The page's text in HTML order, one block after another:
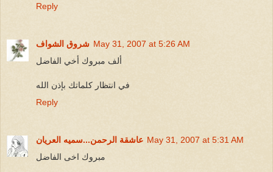
Reply
شروق الشواف May 31, 2007 at 5:26 AM
ألف مبروك أخي الفاضل
في انتظار كلماتك بإذن الله
Reply
عاشقة الرحمن...سميه العريان May 31, 2007 at 5:31 AM
مبروك اخى الفاضل